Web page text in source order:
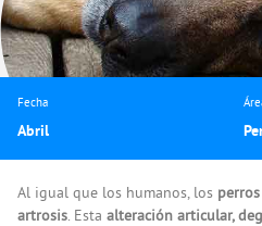
Fecha
Abril
Al igual que los humanos, los perros
artrosis. Esta alteración articular,